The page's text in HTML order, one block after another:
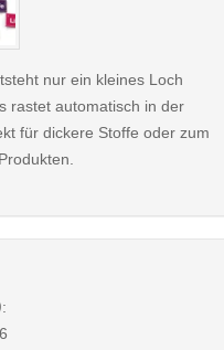
nur ein kleines Loch
rastet automatisch in der
für dickere Stoffe oder zum
: